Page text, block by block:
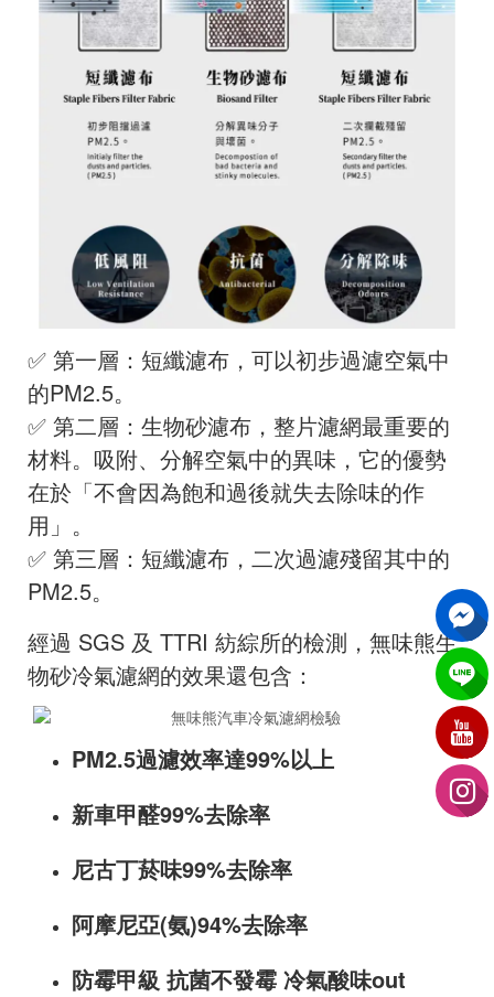
✅ 第一層：短纖濾布，可以初步過濾空氣中
的PM2.5。
✅ 第二層：生物砂濾布，整片濾網最重要的
材料。吸附、分解空氣中的異味，它的優勢
在於「不會因為飽和過後就失去除味的作
用」。
✅ 第三層：短纖濾布，二次過濾殘留其中的
PM2.5。
經過 SGS 及 TTRI 紡綜所的檢測，無味熊生
物砂冷氣濾網的效果還包含：
PM2.5過濾效率達99%以上
新車甲醛99%去除率
尼古丁菸味99%去除率
阿摩尼亞(氨)94%去除率
防霉甲級 抗菌不發霉 冷氣酸味out